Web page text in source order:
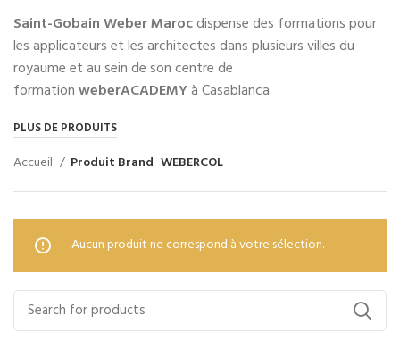
Saint-Gobain Weber Marocdispense des formations pour
les applicateurs et les architectes dans plusieurs villes du
royaume et au sein de son centre de
formationweberACADEMYà Casablanca.
PLUS DE PRODUITS
Accueil Produit Brand WEBERCOL
Aucun produit ne correspond à votre sélection.